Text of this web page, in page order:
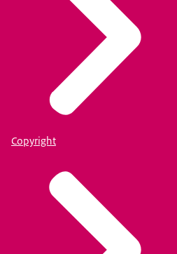
Copyright